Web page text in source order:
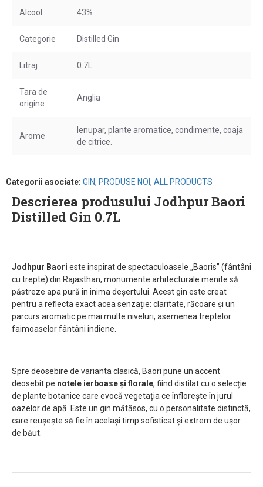
Alcool 43%
Categorie Distilled Gin
Litraj 0.7L
Tara de
origine
Anglia
Arome
Ienupar, plante aromatice, condimente, coaja
de citrice.
Categorii asociate: GIN, PRODUSE NOI , ALL PRODUCTS
Descrierea produsului Jodhpur Baori
Distilled Gin 0.7L
Jodhpur Baori este inspirat de spectaculoasele „Baoris” (fântâni
cu trepte) din Rajasthan, monumente arhitecturale menite să
păstreze apa pură în inima deșertului. Acest gin este creat
pentru a reflecta exact acea senzație: claritate, răcoare și un
parcurs aromatic pe mai multe niveluri, asemenea treptelor
faimoaselor fântâni indiene.
Spre deosebire de varianta clasică, Baori pune un accent
deosebit pe notele ierboase și florale, fiind distilat cu o selecție
de plante botanice care evocă vegetația ce înflorește în jurul
oazelor de apă. Este un gin mătăsos, cu o personalitate distinctă,
care reușește să fie în același timp sofisticat și extrem de ușor
de băut.